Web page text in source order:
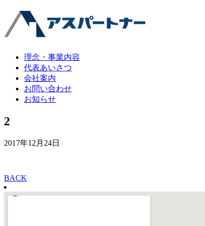
理念・事業内容
代表あいさつ
会社案内
お問い合わせ
お知らせ
2
2017年12月24日
BACK